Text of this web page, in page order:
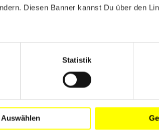
Diesen Banner kannst Du über den
Statistik
Auswählen
zu müssen.
und Freundinnen und
den Shell-Konzern. "Das
sterben
sagt sie.
Ressourcen darauf aus,
von Rechtsverfahren zu
es um die Beteiligung des